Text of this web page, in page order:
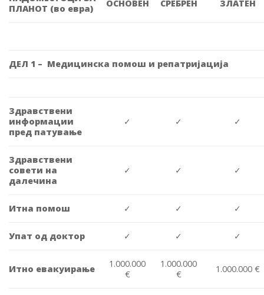
ПЛАНОТ (во евра) ОСНОВЕН СРЕБРЕН ЗЛАТЕН
ДЕЛ 1 – Медицинска помош и репатријација
Здравствени
информации
пред патување
✓ ✓ ✓
Здравствени
совети на
далечина
✓ ✓ ✓
Итна помош ✓ ✓ ✓
Упат од доктор ✓ ✓ ✓
Итно евакуирање
1.000.000
€
1.000.000
€
1.000.000 €